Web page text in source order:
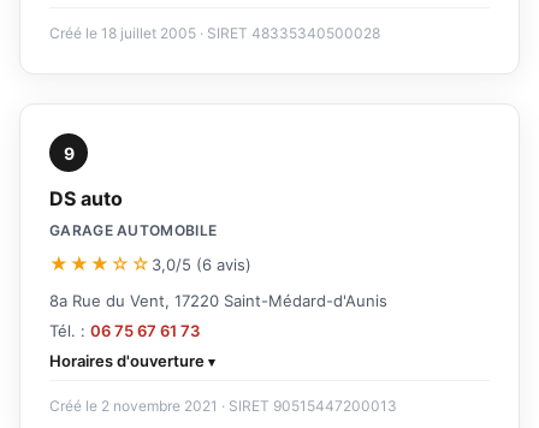
Créé le 18 juillet 2005 · SIRET 48335340500028
9
DS auto
GARAGE AUTOMOBILE
★★★☆☆ 3,0/5 (6 avis)
8a Rue du Vent, 17220 Saint-Médard-d'Aunis
Tél. : 06 75 67 61 73
Horaires d'ouverture
Créé le 2 novembre 2021 · SIRET 90515447200013